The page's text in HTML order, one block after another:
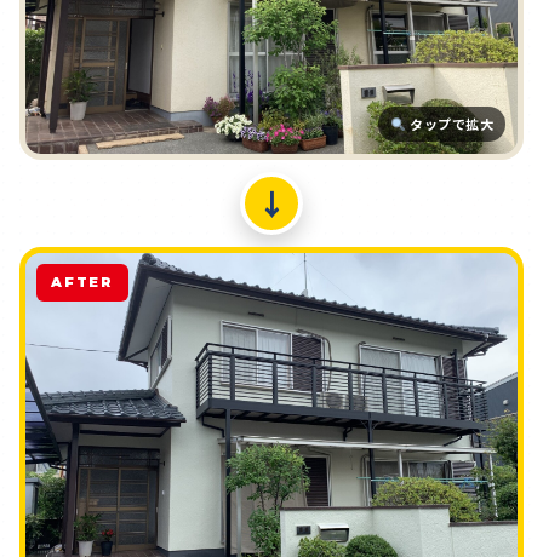
タップで拡大
↓
AFTER